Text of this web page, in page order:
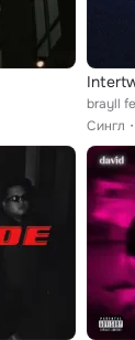
brayll
Сингл